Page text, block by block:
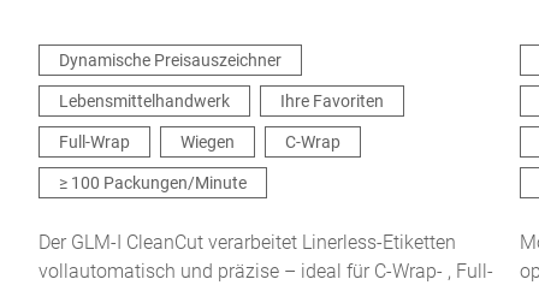
Hiermit bestätige ich, dass ich mit der Nutzung meiner Daten zur
Bearbeitung dieser Anfrage einverstanden bin. Weitere
Informationen finden Sie in den Datenschutzerklärung
Anti-Robot Verification
Click to start verification
Dynamische Preisauszeichner
Lebensmittelhandwerk
Ihre Favoriten
Full-Wrap
Wiegen
C-Wrap
≥ 100 Packungen/Minute
Der GLM-I CleanCut verarbeitet Linerless-Etiketten
vollautomatisch und präzise – ideal für C-Wrap- , Full-